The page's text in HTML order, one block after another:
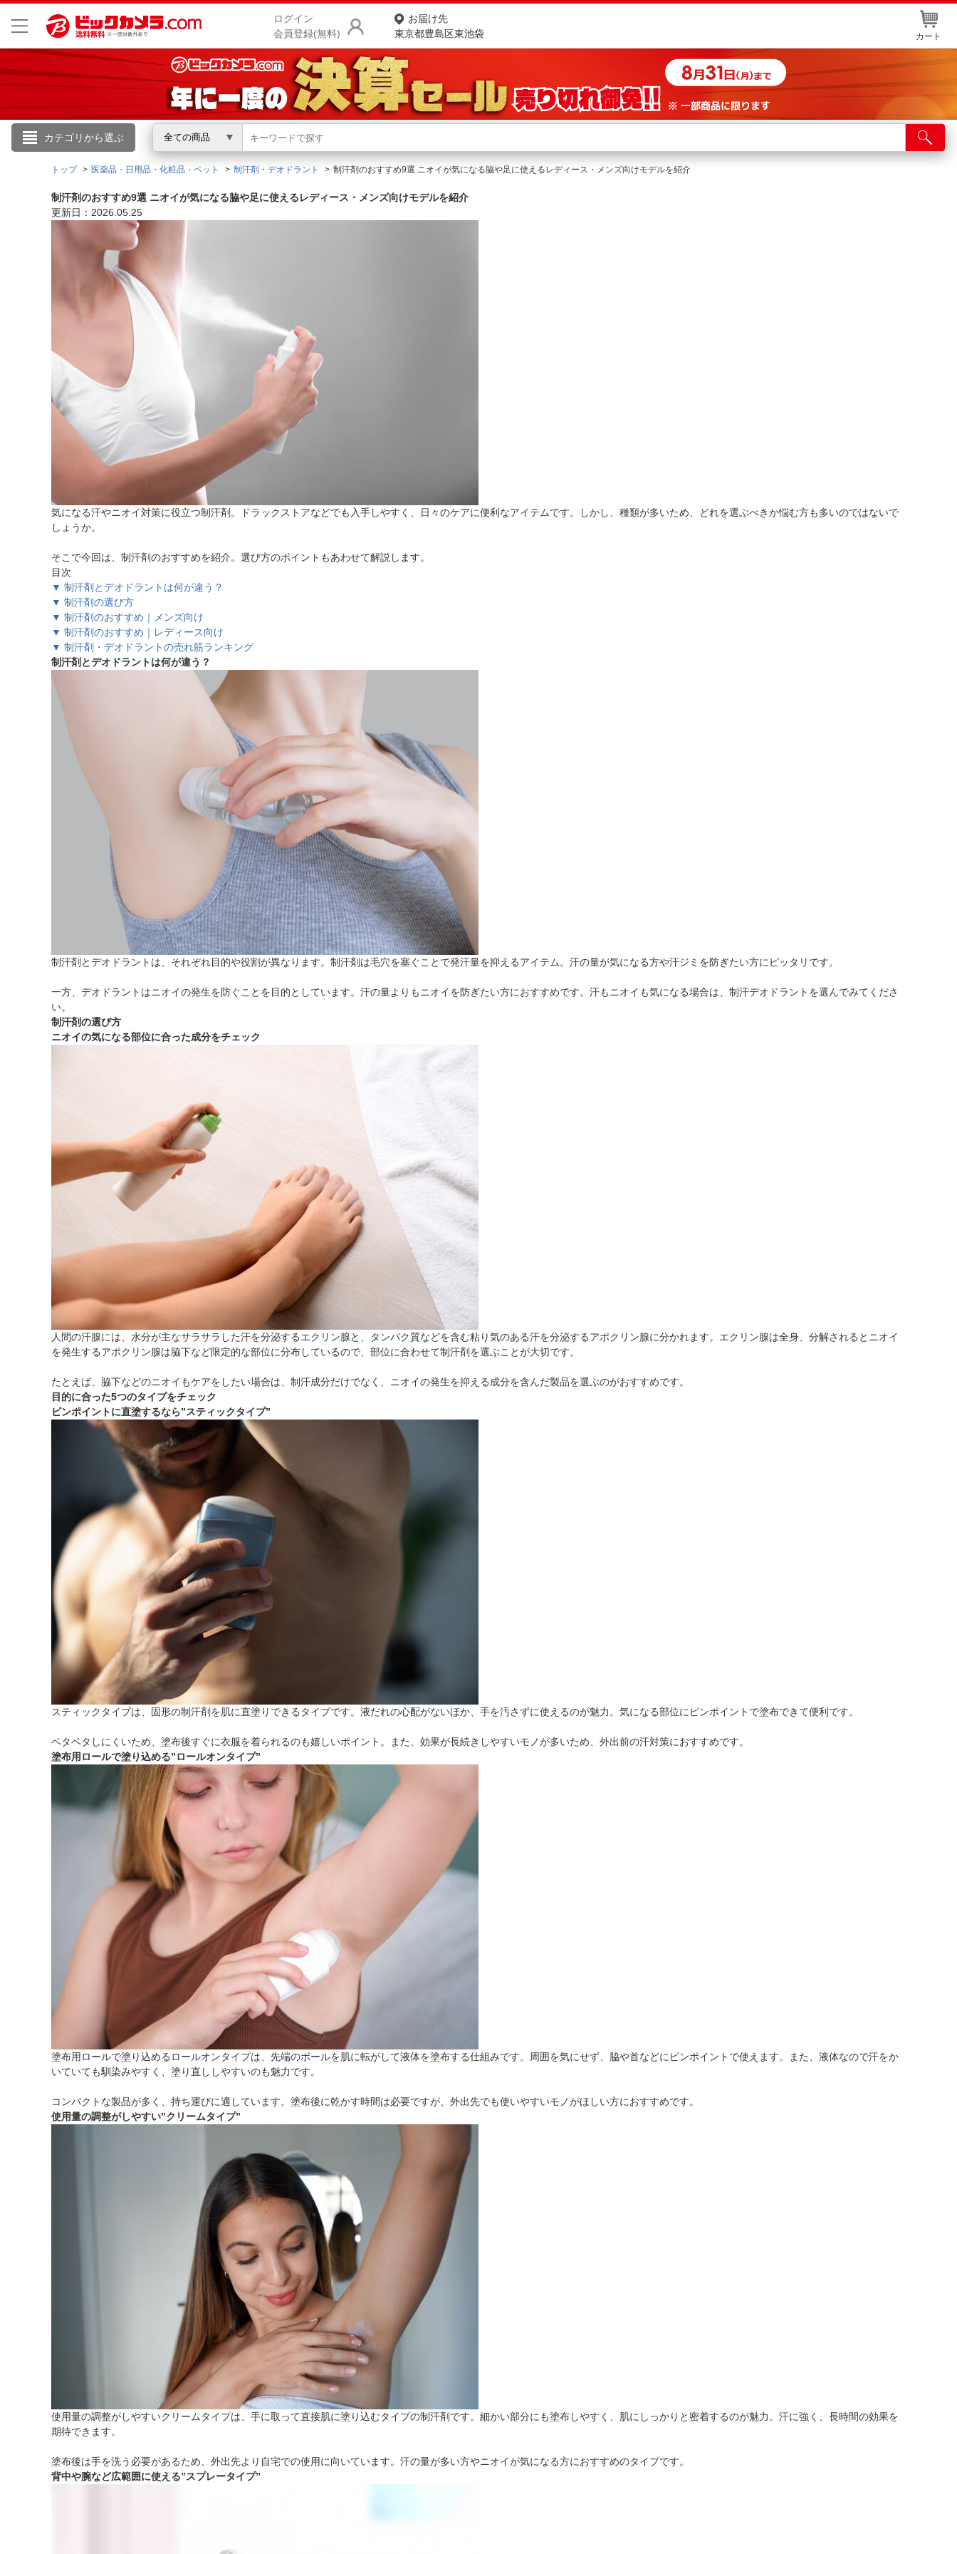
ログイン
会員登録(無料)
お届け先
東京都豊島区東池袋
カート
カテゴリから選ぶ 全ての商品
こんにちは
ログイン
新規会員登録
会員メニュー
お買いもの履歴
閲覧履歴
ほしいもの
お知らせ
商品をさがす
ランキングからさがす
店舗サービス
ネット取り置き
トップ 医薬品・日用品・化粧品・ペット 制汗剤・デオドラント 制汗剤のおすすめ9選 ニオイが気になる脇や足に使えるレディース・メンズ向けモデルを紹介
制汗剤のおすすめ9選 ニオイが気になる脇や足に使えるレディース・メンズ向けモデルを紹介
更新日：2026.05.25
気になる汗やニオイ対策に役立つ制汗剤。ドラックストアなどでも入手しやすく、日々のケアに便利なアイテムです。しかし、種類が多いため、どれを選ぶべきか悩む方も多いのではないで
しょうか。
そこで今回は、制汗剤のおすすめを紹介。選び方のポイントもあわせて解説します。
目次
▼ 制汗剤とデオドラントは何が違う？
▼ 制汗剤の選び方
▼ 制汗剤のおすすめ｜メンズ向け
▼ 制汗剤のおすすめ｜レディース向け
▼ 制汗剤・デオドラントの売れ筋ランキング
制汗剤とデオドラントは何が違う？
制汗剤とデオドラントは、それぞれ目的や役割が異なります。制汗剤は毛穴を塞ぐことで発汗量を抑えるアイテム。汗の量が気になる方や汗ジミを防ぎたい方にピッタリです。
一方、デオドラントはニオイの発生を防ぐことを目的としています。汗の量よりもニオイを防ぎたい方におすすめです。汗もニオイも気になる場合は、制汗デオドラントを選んでみてくださ
い。
制汗剤の選び方
ニオイの気になる部位に合った成分をチェック
人間の汗腺には、水分が主なサラサラした汗を分泌するエクリン腺と、タンパク質などを含む粘り気のある汗を分泌するアポクリン腺に分かれます。エクリン腺は全身、分解されるとニオイ
を発生するアポクリン腺は脇下など限定的な部位に分布しているので、部位に合わせて制汗剤を選ぶことが大切です。
たとえば、脇下などのニオイもケアをしたい場合は、制汗成分だけでなく、ニオイの発生を抑える成分を含んだ製品を選ぶのがおすすめです。
目的に合った5つのタイプをチェック
ピンポイントに直塗するなら”スティックタイプ”
スティックタイプは、固形の制汗剤を肌に直塗りできるタイプです。液だれの心配がないほか、手を汚さずに使えるのが魅力。気になる部位にピンポイントで塗布できて便利です。
ベタベタしにくいため、塗布後すぐに衣服を着られるのも嬉しいポイント。また、効果が長続きしやすいモノが多いため、外出前の汗対策におすすめです。
塗布用ロールで塗り込める”ロールオンタイプ”
塗布用ロールで塗り込めるロールオンタイプは、先端のボールを肌に転がして液体を塗布する仕組みです。周囲を気にせず、脇や首などにピンポイントで使えます。また、液体なので汗をか
いていても馴染みやすく、塗り直ししやすいのも魅力です。
コンパクトな製品が多く、持ち運びに適しています。塗布後に乾かす時間は必要ですが、外出先でも使いやすいモノがほしい方におすすめです。
使用量の調整がしやすい”クリームタイプ”
使用量の調整がしやすいクリームタイプは、手に取って直接肌に塗り込むタイプの制汗剤です。細かい部分にも塗布しやすく、肌にしっかりと密着するのが魅力。汗に強く、長時間の効果を
期待できます。
塗布後は手を洗う必要があるため、外出先より自宅での使用に向いています。汗の量が多い方やニオイが気になる方におすすめのタイプです。
背中や腕など広範囲に使える”スプレータイプ”